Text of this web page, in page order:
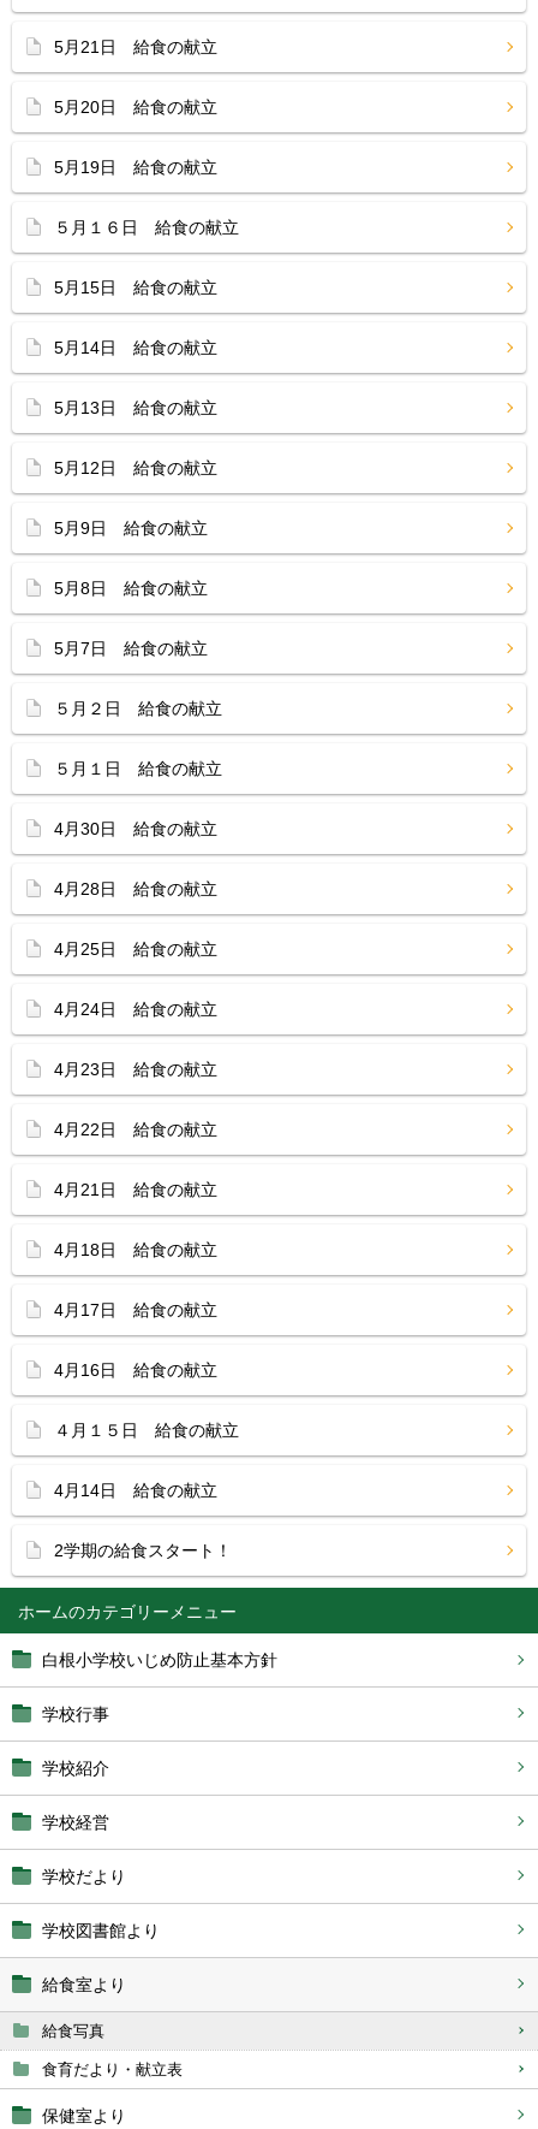
ホーム
白根小学校いじめ防止基本方針
学校行事
学校紹介
学校経営
学校だより
学校図書館より
給食室より
給食写真
食育だより・献立表
保健室より
5月21日 給食の献立
5月20日 給食の献立
5月19日 給食の献立
５月１６日 給食の献立
5月15日 給食の献立
5月14日 給食の献立
5月13日 給食の献立
5月12日 給食の献立
5月9日 給食の献立
5月8日 給食の献立
5月7日 給食の献立
５月２日 給食の献立
５月１日 給食の献立
4月30日 給食の献立
4月28日 給食の献立
4月25日 給食の献立
4月24日 給食の献立
4月23日 給食の献立
4月22日 給食の献立
4月21日 給食の献立
4月18日 給食の献立
4月17日 給食の献立
4月16日 給食の献立
４月１５日 給食の献立
4月14日 給食の献立
2学期の給食スタート！